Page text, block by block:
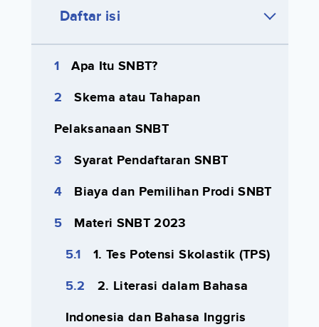
Daftar isi
Apa Itu SNBT?
Skema atau Tahapan
Pelaksanaan SNBT
Syarat Pendaftaran SNBT
Biaya dan Pemilihan Prodi SNBT
Materi SNBT 2023
1. Tes Potensi Skolastik (TPS)
2. Literasi dalam Bahasa
Indonesia dan Bahasa Inggris